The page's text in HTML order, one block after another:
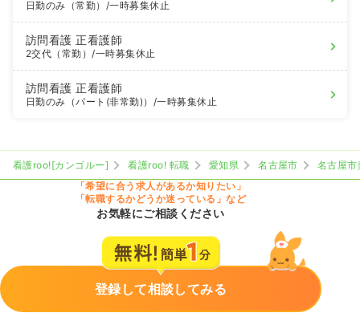
日勤のみ（常勤） /一時募集休止
訪問看護正看護師
2交代（常勤）/一時募集休止
訪問看護正看護師
日勤のみ（パート(非常勤)） /一時募集休止
看護roo![カンゴルー] 看護roo! 転職 愛知県 名古屋市
名古屋市
「希望に合う求人があるか知りたい」
「転職するかどうか迷っている」など
お気軽にご相談ください
登録して相談してみる